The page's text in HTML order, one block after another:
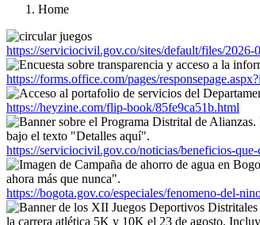
Home
https://serviciocivil.gov.co/sites/default/files/
https://forms.office.com/pages/
https://heyzine.com/flip-book/85fe9ca51b.html
https://serviciocivil.gov.co/noticias/beneficios-
https://bogota.gov.co/especiales/fenomeno-del-